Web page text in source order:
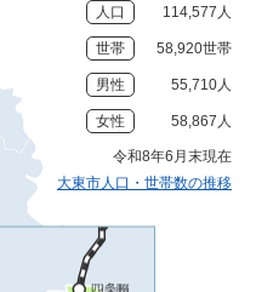
人口 114,577人
世帯 58,920世帯
男性 55,710人
女性 58,867人
令和8年6月末現在
大東市人口・世帯数の推移